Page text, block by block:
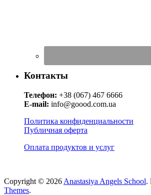
Контакты
Телефон: +38 (067) 467 6666
E-mail: info@goood.com.ua
Политика конфиденциальности
Публичная оферта
Оплата продуктов и услуг
Copyright © 2026 Anastasiya Angels School.
Themes.